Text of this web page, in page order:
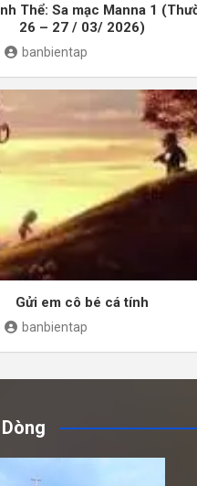
Thể: Sa mạc Manna 1
26 – 27 / 03/ 2026)
banbientap
Gửi em cô bé cá tính
banbientap